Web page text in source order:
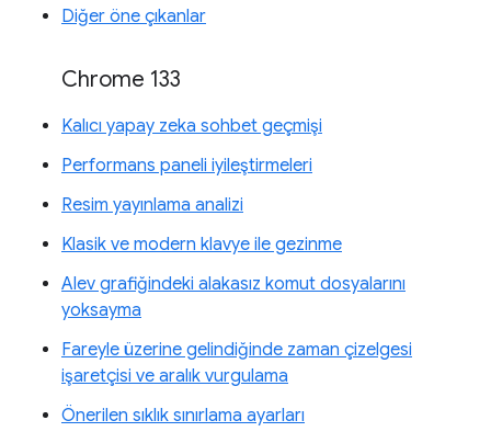
Diğer öne çıkanlar
Chrome 133
Kalıcı yapay zeka sohbet geçmişi
Performans paneli iyileştirmeleri
Resim yayınlama analizi
Klasik ve modern klavye ile gezinme
Alev grafiğindeki alakasız komut dosyalarını
yoksayma
Fareyle üzerine gelindiğinde zaman çizelgesi
işaretçisi ve aralık vurgulama
Önerilen sıklık sınırlama ayarları